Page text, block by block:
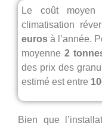
Le coût moyen
climatisation
euros à l’année.
moyenne 2
des prix des
estimé est entre
Bien que